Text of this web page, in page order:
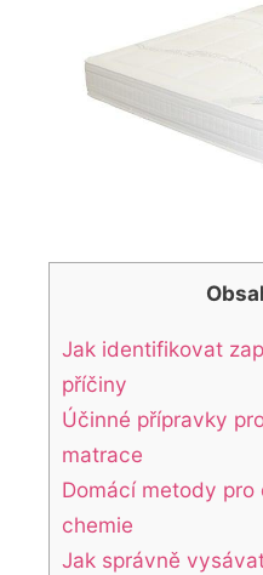
Jak identifikovat
příčiny
Účinné přípravky
matrace
Domácí metody
chemie
Jak správně